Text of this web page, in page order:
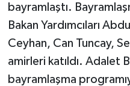
bayramlaştı.
Bakan Yardımcıları
Ceyhan, Can Tuncay,
amirleri katıldı. Adalet
bayramlaşma